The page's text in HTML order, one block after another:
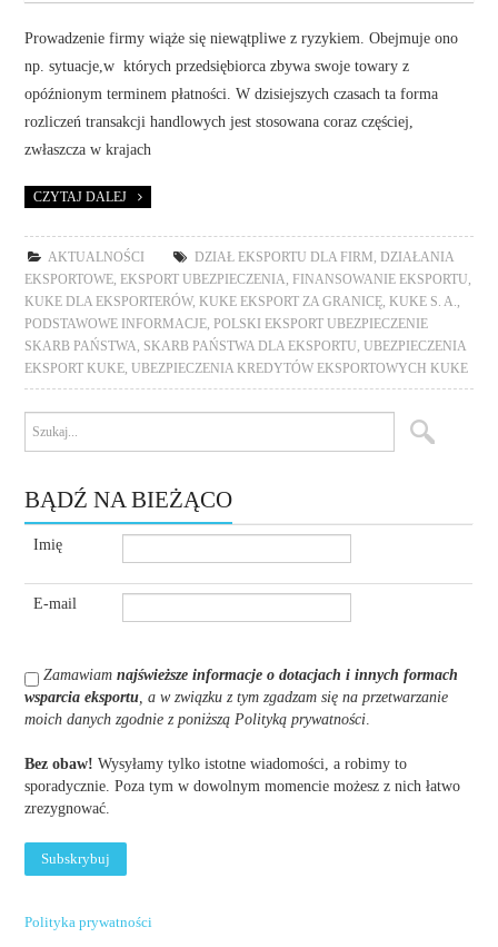
Prowadzenie firmy wiąże się niewątpliwe z ryzykiem. Obejmuje ono
np. sytuacje,w których przedsiębiorca zbywa swoje towary z
opóźnionym terminem płatności. W dzisiejszych czasach ta forma
rozliczeń transakcji handlowych jest stosowana coraz częściej,
zwłaszcza w krajach
CZYTAJ DALEJ
AKTUALNOŚCI DZIAŁ EKSPORTU DLA FIRM
DZIAŁANIA
EKSPORTOWE
EKSPORT UBEZPIECZENIA FINANSOWANIE EKSPORTU
KUKE DLA EKSPORTERÓW, KUKE EKSPORT ZA GRANICĘ KUKE S. A.
PODSTAWOWE INFORMACJE
POLSKI EKSPORT UBEZPIECZENIE
SKARB PAŃSTWA
SKARB PAŃSTWA DLA EKSPORTU
UBEZPIECZENIA
EKSPORT KUKE UBEZPIECZENIA KREDYTÓW EKSPORTOWYCH KUKE
BĄDŹ NA BIEŻĄCO
Imię
E-mail
Zamawiamnajświeższe informacje o dotacjach i innych formach
wsparcia eksportu, a w związku z tym zgadzam się na przetwarzanie
moich danych zgodnie z poniższą Polityką prywatności.
Bez obaw! Wysyłamy tylko istotne wiadomości, a robimy to
sporadycznie. Poza tym w dowolnym momencie możesz z nich łatwo
zrezygnować.
Polityka prywatności